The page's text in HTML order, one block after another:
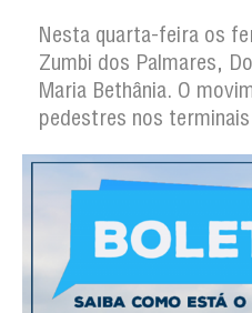
Nesta quarta-feira os
Zumbi dos Palmares,
Maria Bethânia. O
pedestres nos